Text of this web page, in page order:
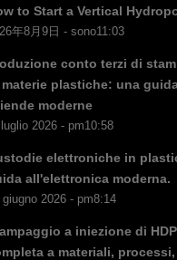
to Start a Vertical
年8月9日 - sono11:03
conto terzi di
plastiche: una
moderne
luglio 2026 - pm10:58
elettroniche in
all'elettronica moderna.
giugno 2026 - pm8:14
a iniezione di
a materiali,